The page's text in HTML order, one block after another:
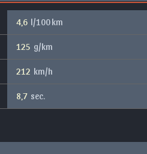
4,6 l/100 km
125 g/km
212 km/h
8,7 sec.